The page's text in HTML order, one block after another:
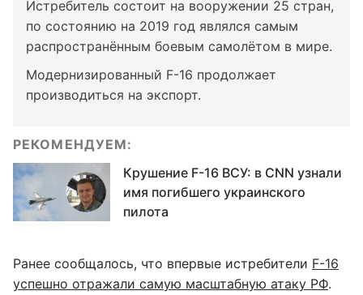
Истребитель состоит на вооружении 25 стран,
по состоянию на 2019 год являлся самым
распространённым боевым самолётом в мире.
Модернизированный F-16 продолжает
производиться на экспорт.
РЕКОМЕНДУЕМ:
Крушение F-16 ВСУ: в CNN узнали
имя погибшего украинского
пилота
Ранее сообщалось, что впервые истребители F-16
успешно отражали самую масштабную атаку РФ.